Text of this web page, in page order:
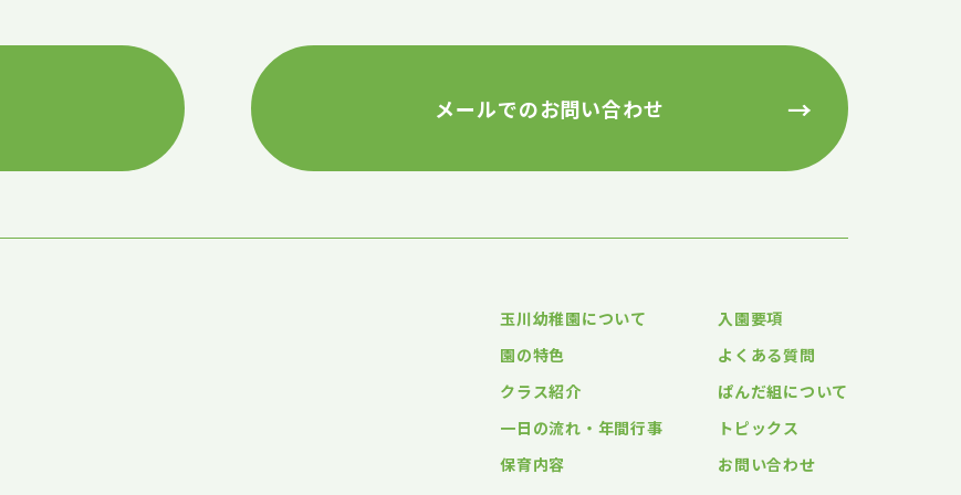
メールでのお問い合わせ →
玉川幼稚園について
園の特色
クラス紹介
一日の流れ・年間行事
保育内容
入園要項
よくある質問
ぱんだ組について
トピックス
お問い合わせ